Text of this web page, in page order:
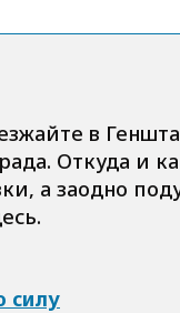
в
Откуда и
а заодно
силу